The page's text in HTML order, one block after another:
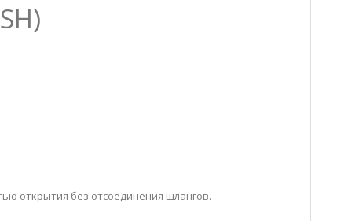
открытия без отсоединения шлангов.